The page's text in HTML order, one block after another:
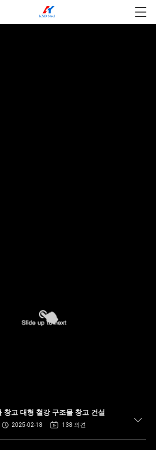
창고 대형 철강 구조물 창고 건설
2025-02-18 138 의견